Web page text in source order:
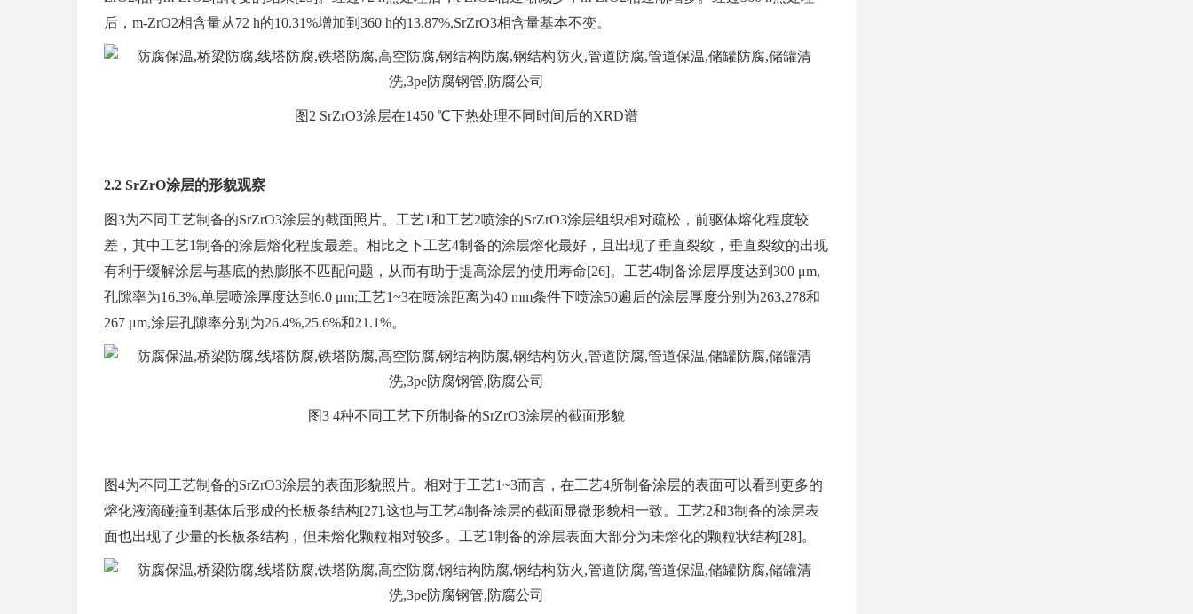
后，m-ZrO2相含量从72 h的10.31%增加到360 h的13.87%,SrZrO3相含量基本不变。
图2 SrZrO3涂层在1450 ℃下热处理不同时间后的XRD谱
2.2 SrZrO涂层的形貌观察
图3为不同工艺制备的SrZrO3涂层的截面照片。工艺1和工艺2喷涂的SrZrO3涂层组织相对疏松，前驱体熔化程度较
差，其中工艺1制备的涂层熔化程度最差。相比之下工艺4制备的涂层熔化最好，且出现了垂直裂纹，垂直裂纹的出现
有利于缓解涂层与基底的热膨胀不匹配问题，从而有助于提高涂层的使用寿命[26]。工艺4制备涂层厚度达到300 μm,
孔隙率为16.3%,单层喷涂厚度达到6.0 μm;工艺1~3在喷涂距离为40 mm条件下喷涂50遍后的涂层厚度分别为263,278和
267 μm,涂层孔隙率分别为26.4%,25.6%和21.1%。
图3 4种不同工艺下所制备的SrZrO3涂层的截面形貌
图4为不同工艺制备的SrZrO3涂层的表面形貌照片。相对于工艺1~3而言，在工艺4所制备涂层的表面可以看到更多的
熔化液滴碰撞到基体后形成的长板条结构[27],这也与工艺4制备涂层的截面显微形貌相一致。工艺2和3制备的涂层表
面也出现了少量的长板条结构，但未熔化颗粒相对较多。工艺1制备的涂层表面大部分为未熔化的颗粒状结构[28]。